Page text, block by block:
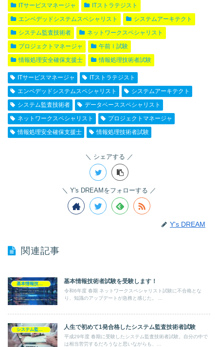
ITサービスマネージャ
ITストラテジスト
エンベデッドシステムスペシャリスト
システムアーキテクト
システム監査技術者
ネットワークスペシャリスト
プロジェクトマネージャ
午前Ⅰ試験
情報処理安全確保支援士
情報処理技術者試験
ITサービスマネージャ
ITストラテジスト
エンベデッドシステムスペシャリスト
システムアーキテクト
システム監査技術者
データベーススペシャリスト
ネットワークスペシャリスト
プロジェクトマネージャ
情報処理安全確保支援士
情報処理技術者試験
シェアする
Y's DREAMをフォローする
Y's DREAM
関連記事
基本情報技術者試験を受験します！
令和6年度 春期 ネットワークスペシャリスト試験に不合格とな
り、知識のアップデートが急務と感じた。 ...
人生で初めて1発合格したシステム監査技術者試験
平成29年度 春期に受験したシステム監査技術者試験。自分の中で
は相当苦労するだろうなと思いながらも、...